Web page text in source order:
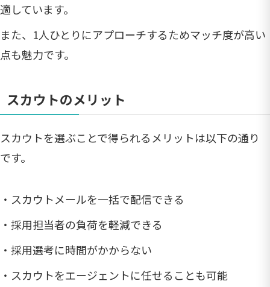
適しています。
また、1人ひとりにアプローチするためマッチ度が高い
点も魅力です。
スカウトのメリット
スカウトを選ぶことで得られるメリットは以下の通り
です。
・スカウトメールを一括で配信できる
・採用担当者の負荷を軽減できる
・採用選考に時間がかからない
・スカウトをエージェントに任せることも可能